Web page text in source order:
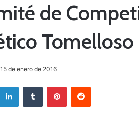
de
Tomelloso
15 de enero de 2016